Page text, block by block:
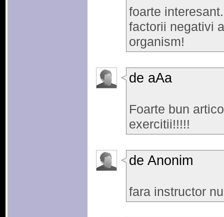
foarte
factorii negativi
organism!
de aAa
Foarte bun
exercitii!!!!!
de Anonim
fara instructor